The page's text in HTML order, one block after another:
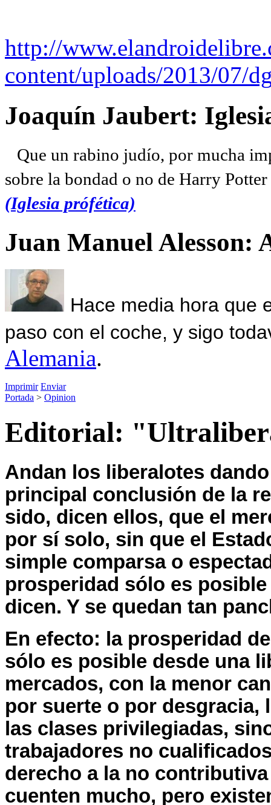
http://
content/uploads/2013/07/
Joaquín Jaubert:
Que un rabino judío, por mucha
sobre la bondad o no de Harry
(Iglesia prófética)
Juan Manuel Alesson:
Hace media hora que
paso con el coche, y sigo
Alemania.
Imprimir Enviar
Portada > Opinion
Editorial:
Andan los liberalotes
principal conclusión de la
sido, dicen ellos, que el
por sí solo, sin que el
simple comparsa o
prosperidad sólo es
dicen. Y se quedan tan
En efecto: la prosperidad
sólo es posible desde una
mercados, con la menor
por suerte o por desgracia,
las clases privilegiadas,
trabajadores no
derecho a la no
cuenten mucho, pero